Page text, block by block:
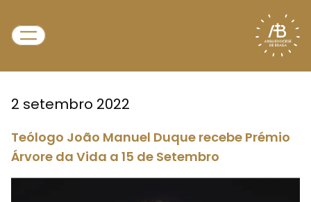
2 setembro 2022
Teólogo João Manuel Duque recebe Prémio
Árvore da Vida a 15 de Setembro